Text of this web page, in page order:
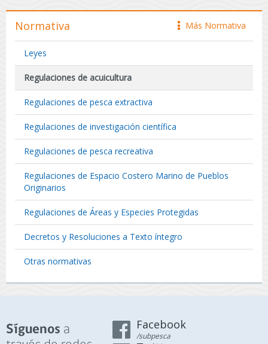
icono
Más Normativa
Normativa
Leyes
Regulaciones de acuicultura
Regulaciones de pesca extractiva
Regulaciones de investigación científica
Regulaciones de pesca recreativa
Regulaciones de Espacio Costero Marino de Pueblos
Originarios
Regulaciones de Áreas y Especies Protegidas
Decretos y Resoluciones a Texto íntegro
Otras normativas
Síguenos a
Facebook
/subpesca